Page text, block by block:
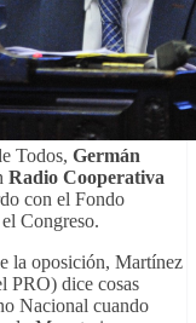
Todos, Germán
Radio Cooperativa
con el Fondo
Congreso.
la oposición, Martínez
PRO) dice cosas
Nacional cuando